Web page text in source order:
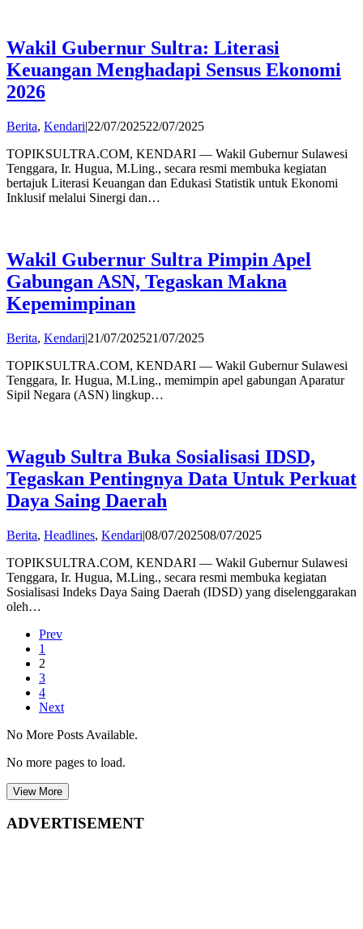
Wakil Gubernur Sultra: Literasi
Keuangan Menghadapi Sensus Ekonomi
2026
Berita, Kendari|22/07/202522/07/2025by
TOPIKSULTRA.COM, KENDARI — Wakil Gubernur Sulawesi
Tenggara, Ir. Hugua, M.Ling., secara resmi membuka kegiatan
bertajuk Literasi Keuangan dan Edukasi Statistik untuk Ekonomi
Inklusif melalui Sinergi dan…
Wakil Gubernur Sultra Pimpin Apel
Gabungan ASN, Tegaskan Makna
Kepemimpinan
Berita, Kendari|21/07/202521/07/2025by
TOPIKSULTRA.COM, KENDARI — Wakil Gubernur Sulawesi
Tenggara, Ir. Hugua, M.Ling., memimpin apel gabungan Aparatur
Sipil Negara (ASN) lingkup…
Wagub Sultra Buka Sosialisasi IDSD,
Tegaskan Pentingnya Data Untuk Perkuat
Daya Saing Daerah
Berita, Headlines, Kendari|08/07/202508/07/2025by
TOPIKSULTRA.COM, KENDARI — Wakil Gubernur Sulawesi
Tenggara, Ir. Hugua, M.Ling., secara resmi membuka kegiatan
Sosialisasi Indeks Daya Saing Daerah (IDSD) yang diselenggarakan
oleh…
Prev
1
2
3
4
Next
No More Posts Available.
No more pages to load.
View More
ADVERTISEMENT